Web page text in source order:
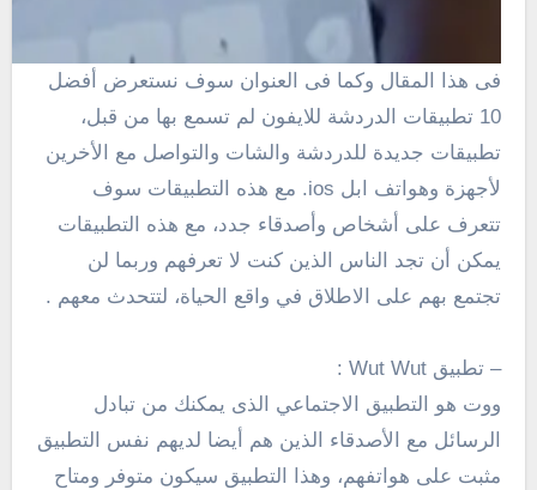
فى هذا المقال وكما فى العنوان سوف نستعرض أفضل
10 تطبيقات الدردشة للايفون لم تسمع بها من قبل،
تطبيقات جديدة للدردشة والشات والتواصل مع الأخرين
لأجهزة وهواتف ابل ios. مع هذه التطبيقات سوف
تتعرف على أشخاص وأصدقاء جدد، مع هذه التطبيقات
يمكن أن تجد الناس الذين كنت لا تعرفهم وربما لن
تجتمع بهم على الاطلاق في واقع الحياة، لتتحدث معهم .
– تطبيق Wut Wut :
ووت هو التطبيق الاجتماعي الذى يمكنك من تبادل
الرسائل مع
الأصدقاء الذين هم أيضا لديهم نفس التطبيق
مثبت على هواتفهم، وهذا التطبيق سيكون متوفر ومتاح